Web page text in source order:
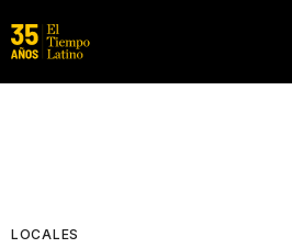
LOCALES